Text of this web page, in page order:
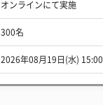
オンラインにて実施
300名
2026年08月19日(水) 15:00